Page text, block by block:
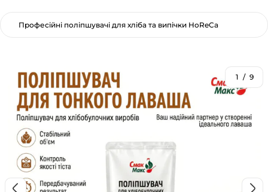
Професійні поліпшувачі для хліба та випічки HoReCa
1 / 9